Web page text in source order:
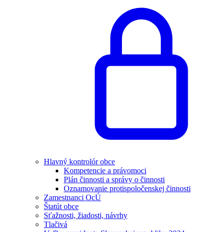
Hlavný kontrolór obce
Kompetencie a právomoci
Plán činnosti a správy o činnosti
Oznamovanie protispoločenskej činnosti
Zamestnanci OcÚ
Štatút obce
Sťažnosti, žiadosti, návrhy
Tlačivá